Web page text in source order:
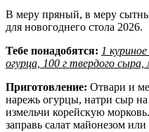
В меру пряный, в меру
для новогоднего стола 2026.
Тебе понадобятся: 1
огурца, 100 г твердого сыра,
Приготовление: Отвари и
нарежь огурцы, натри сыр на
измельчи корейскую
заправь салат майонезом